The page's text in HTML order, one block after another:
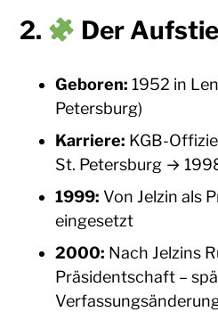
2. Der
Geboren: 1952 in
Petersburg)
Karriere: KGB-
St. Petersburg →
1999: Von Jelzin als
eingesetzt
2000: Nach Jelzins
Präsidentschaft –